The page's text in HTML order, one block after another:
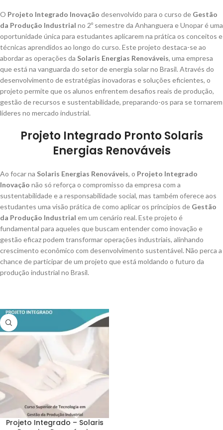
O Projeto Integrado Inovação desenvolvido para o curso de Gestão
da Produção Industrial no 2º semestre da Anhanguera e Unopar é uma
oportunidade única para estudantes aplicarem na prática os conceitos e
técnicas aprendidos ao longo do curso. Este projeto destaca-se ao
abordar as operações da Solaris Energias Renováveis, uma empresa
que está na vanguarda do setor de energia solar no Brasil. Através do
desenvolvimento de estratégias inovadoras e soluções eficientes, o
projeto permite que os alunos enfrentem desafios reais de produção,
gestão de recursos e sustentabilidade, preparando-os para se tornarem
líderes no mercado industrial.
Projeto Integrado Pronto Solaris
Energias Renováveis
Ao focar na Solaris Energias Renováveis, o Projeto Integrado
Inovação não só reforça o compromisso da empresa com a
sustentabilidade e a responsabilidade social, mas também oferece aos
estudantes uma visão prática de como aplicar os princípios de Gestão
da Produção Industrial em um cenário real. Este projeto é
fundamental para aqueles que buscam entender como inovação e
gestão eficaz podem transformar operações industriais, alinhando
crescimento econômico com desenvolvimento sustentável. Não perca a
chance de participar de um projeto que está moldando o futuro da
produção industrial no Brasil.
Projeto Integrado – Solaris